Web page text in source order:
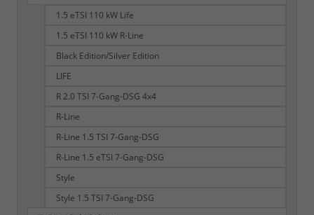
1.5 eTSI 110 kW Life
1.5 eTSI 110 kW R-Line
Black Edition/Silver Edition
LIFE
R 2.0 TSI 7-Gang-DSG 4x4
R-Line
R-Line 1.5 TSI 7-Gang-DSG
R-Line 1.5 eTSI 7-Gang-DSG
Style
Style 1.5 TSI 7-Gang-DSG